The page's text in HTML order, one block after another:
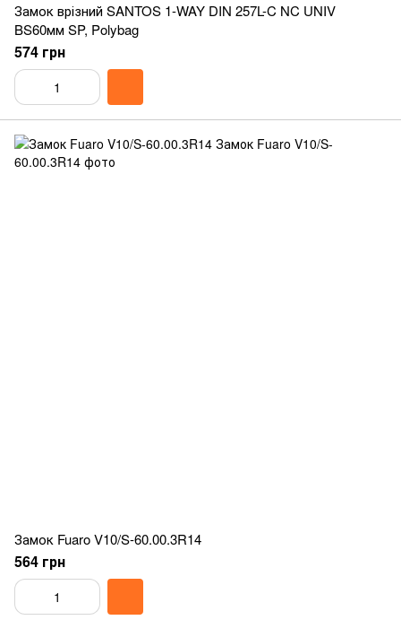
Замок врізний SANTOS 1-WAY DIN 257L-C NC UNIV
BS60мм SP, Polybag
574 грн
Замок Fuaro V10/S-60.00.3R14
564 грн